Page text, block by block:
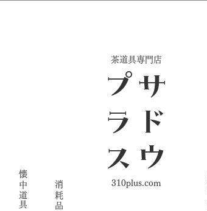
​茶道具専門店
懐中道具 消耗品
サ
ド
ウ
プ
ラ
ス
310plus.com